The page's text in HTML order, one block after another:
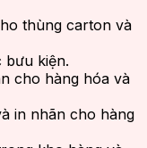
thùng carton và
bưu kiện.
cho hàng hóa và
in nhãn cho hàng